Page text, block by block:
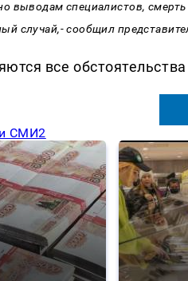
выводам специалистов,
случай,- сообщил
все
СМИ2